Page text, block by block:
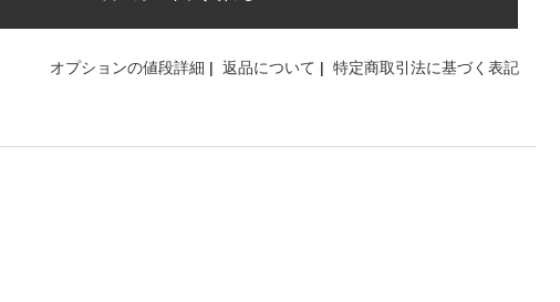
オプションの値段詳細 | 返品について | 特定商取引法に基づく表記